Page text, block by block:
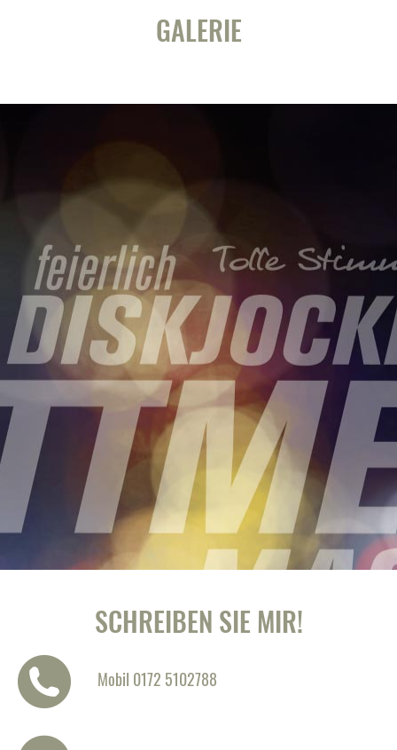
GALERIE
SCHREIBEN SIE MIR!
Mobil 0172 5102788